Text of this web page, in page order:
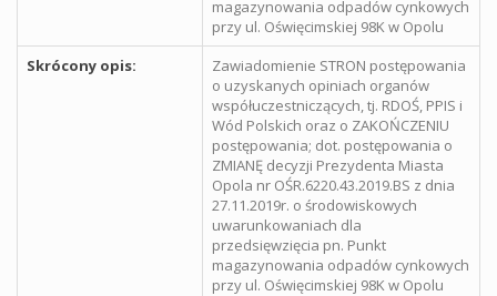
magazynowania odpadów cynkowych
przy ul. Oświęcimskiej 98K w Opolu
Skrócony opis:
Zawiadomienie STRON postępowania
o uzyskanych opiniach organów
współuczestniczących, tj. RDOŚ, PPIS i
Wód Polskich oraz o ZAKOŃCZENIU
postępowania; dot. postępowania o
ZMIANĘ decyzji Prezydenta Miasta
Opola nr OŚR.6220.43.2019.BS z dnia
27.11.2019r. o środowiskowych
uwarunkowaniach dla
przedsięwzięcia pn. Punkt
magazynowania odpadów cynkowych
przy ul. Oświęcimskiej 98K w Opolu